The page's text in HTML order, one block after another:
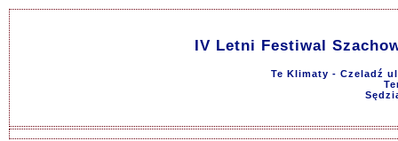
IV Letni Festiwal
Te Klimaty - Czeladź